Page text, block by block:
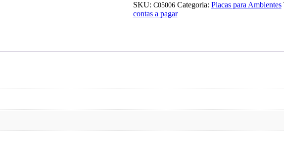
SKU: C05006 Categoria: Placas para Ambientes
contas a pagar